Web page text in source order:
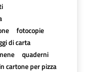
fotocopie
di carta
quaderni
cartone per pizza